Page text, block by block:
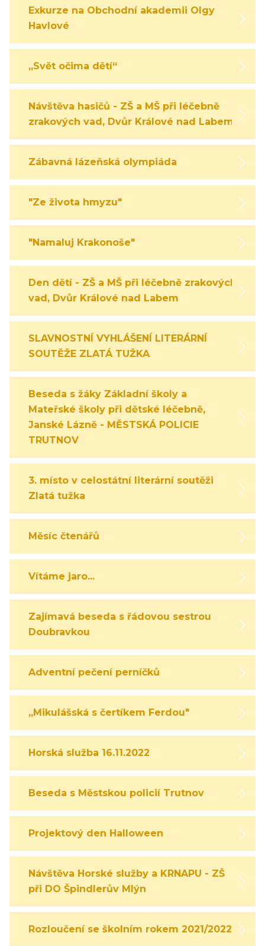
Exkurze na Obchodní akademii Olgy
Havlové
„Svět očima dětí“
Návštěva hasičů - ZŠ a MŠ při léčebně
zrakových vad, Dvůr Králové nad Labem
Zábavná lázeňská olympiáda
"Ze života hmyzu"
"Namaluj Krakonoše"
Den dětí - ZŠ a MŠ při léčebně zrakových
vad, Dvůr Králové nad Labem
SLAVNOSTNÍ VYHLÁŠENÍ LITERÁRNÍ
SOUTĚŽE ZLATÁ TUŽKA
Beseda s žáky Základní školy a
Mateřské školy při dětské léčebně,
Janské Lázně - MĚSTSKÁ POLICIE
TRUTNOV
3. místo v celostátní literární soutěži
Zlatá tužka
Měsíc čtenářů
Vítáme jaro...
Zajímavá beseda s řádovou sestrou
Doubravkou
Adventní pečení perníčků
,,Mikulášská s čertíkem Ferdou"
Horská služba 16.11.2022
Beseda s Městskou policií Trutnov
Projektový den Halloween
Návštěva Horské služby a KRNAPU - ZŠ
při DO Špindlerův Mlýn
Rozloučení se školním rokem 2021/2022